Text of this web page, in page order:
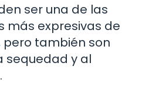
ser una de las
más expresivas de
pero también son
sequedad y al